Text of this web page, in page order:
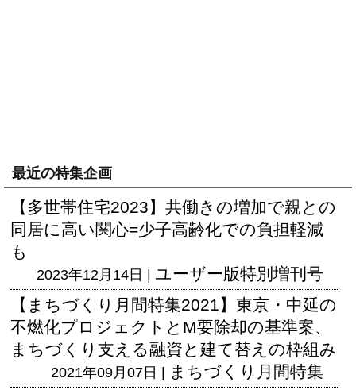
最近の特集企画
【多世帯住宅2023】共働きの増加で親との
同居に高い関心=少子高齢化での負担軽減
も
2023年12月14日 | ユーザー版特別増刊号
【まちづくり月間特集2021】東京・中延の
不燃化プロジェクトとM要除却の基準案、
まちづくり支える融資と建て替えの枠組み
2021年09月07日 | まちづくり月間特集